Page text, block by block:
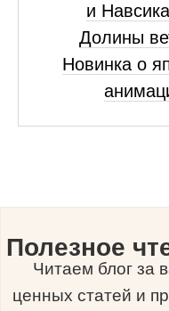
и
Долины
Новинка о
Полезное
Читаем блог за
ценных статей и